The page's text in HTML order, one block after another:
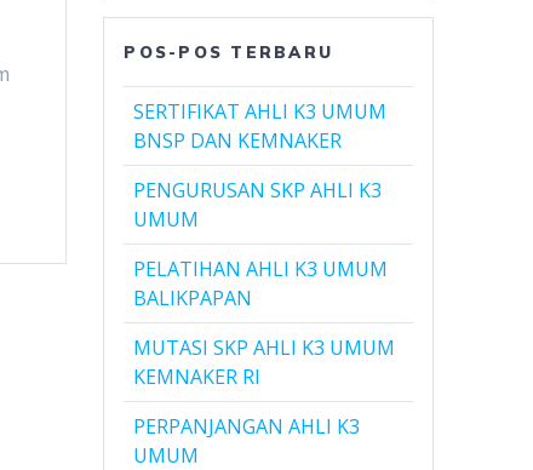
POS-POS TERBARU
SERTIFIKAT AHLI K3 UMUM
BNSP DAN KEMNAKER
PENGURUSAN SKP AHLI K3
UMUM
PELATIHAN AHLI K3 UMUM
BALIKPAPAN
MUTASI SKP AHLI K3 UMUM
KEMNAKER RI
PERPANJANGAN AHLI K3
UMUM